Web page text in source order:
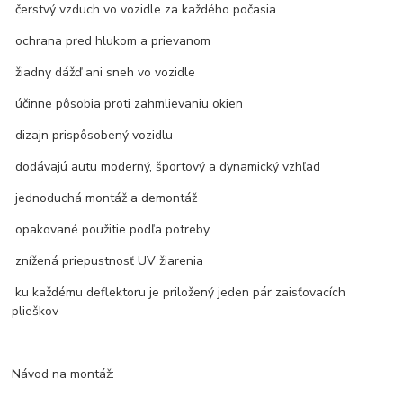
čerstvý vzduch vo vozidle za každého počasia
ochrana pred hlukom a prievanom
žiadny dážď ani sneh vo vozidle
účinne pôsobia proti zahmlievaniu okien
dizajn prispôsobený vozidlu
dodávajú autu moderný, športový a dynamický vzhľad
jednoduchá montáž a demontáž
opakované použitie podľa potreby
znížená priepustnosť UV žiarenia
ku každému deflektoru je priložený jeden pár zaisťovacích
plieškov
Návod na montáž: